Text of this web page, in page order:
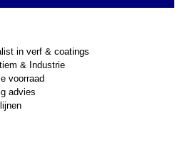
in verf & coatings
& Industrie
voorraad
advies